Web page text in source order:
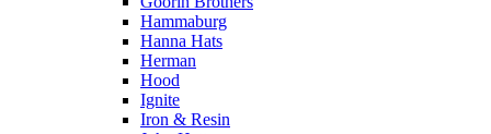
Hammaburg
Hanna Hats
Herman
Hood
Ignite
Iron & Resin